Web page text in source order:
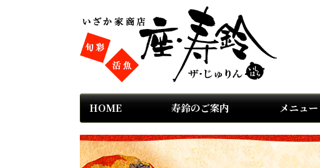
HOME 寿鈴のご案内 メニュー